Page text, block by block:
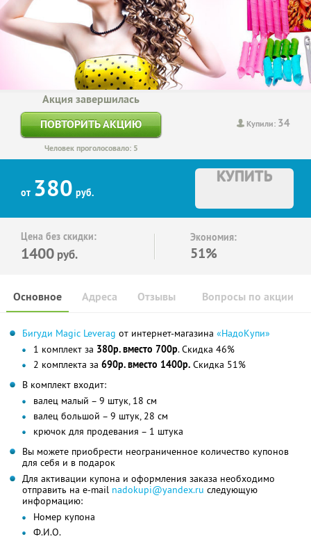
Купили: 34
Акция завершилась
ПОВТОРИТЬ АКЦИЮ
Человек проголосовало: 5
от 380 руб.
КУПИТЬ
Цена без скидки:
1400 руб.
Экономия:
51%
Основное Отзывы Вопросы по акции
Адреса
Бигуди Magic Leverag от интернет-магазина «НадоКупи»
1 комплект за 380р. вместо 700р. Скидка 46%
2 комплекта за 690р. вместо 1400р. Скидка 51%
В комплект входит:
валец малый – 9 штук, 18 см
валец большой – 9 штук, 28 см
крючок для продевания – 1 штука
Вы можете приобрести неограниченное количество купонов
для себя и в подарок
Для активации купона и оформления заказа необходимо
отправить на e-mail nadokupi@yandex.ru следующую
информацию:
Номер купона
Ф.И.О.